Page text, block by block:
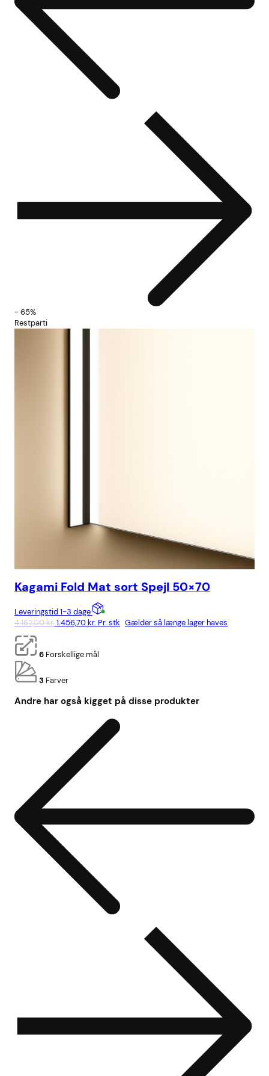
- 65%
Restparti
Kagami Fold Mat sort Spejl 50×70
Leveringstid 1-3 dage
4.162,00kr.Den
var:
1.456,70kr. Den
er:
Pr. stk Gælder så længe lager haves
6 Forskellige mål
3 Farver
Andre har også kigget på disse produkter